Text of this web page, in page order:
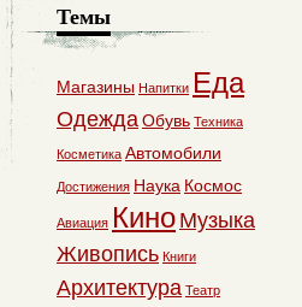
Темы
Магазины Напитки Еда
ОдеждаОбувь Техника
Косметика Автомобили
Достижения Наука Космос
Авиация Кино Музыка
Живопись Книги
Архитектура Театр